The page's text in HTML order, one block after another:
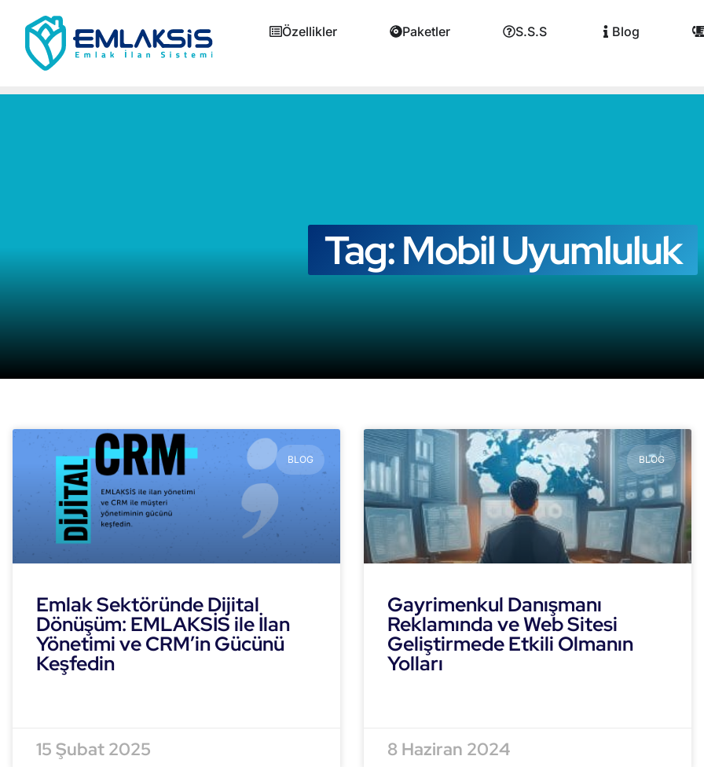
Özellikler Paketler S.S.S Blog
Tag: Mobil Uyumluluk
BLOG
Emlak Sektöründe Dijital
Dönüşüm: EMLAKSİS ile İlan
Yönetimi ve CRM’in Gücünü
Keşfedin
15 Şubat 2025
BLOG
Gayrimenkul Danışmanı
Reklamında ve Web Sitesi
Geliştirmede Etkili Olmanın
Yolları
8 Haziran 2024